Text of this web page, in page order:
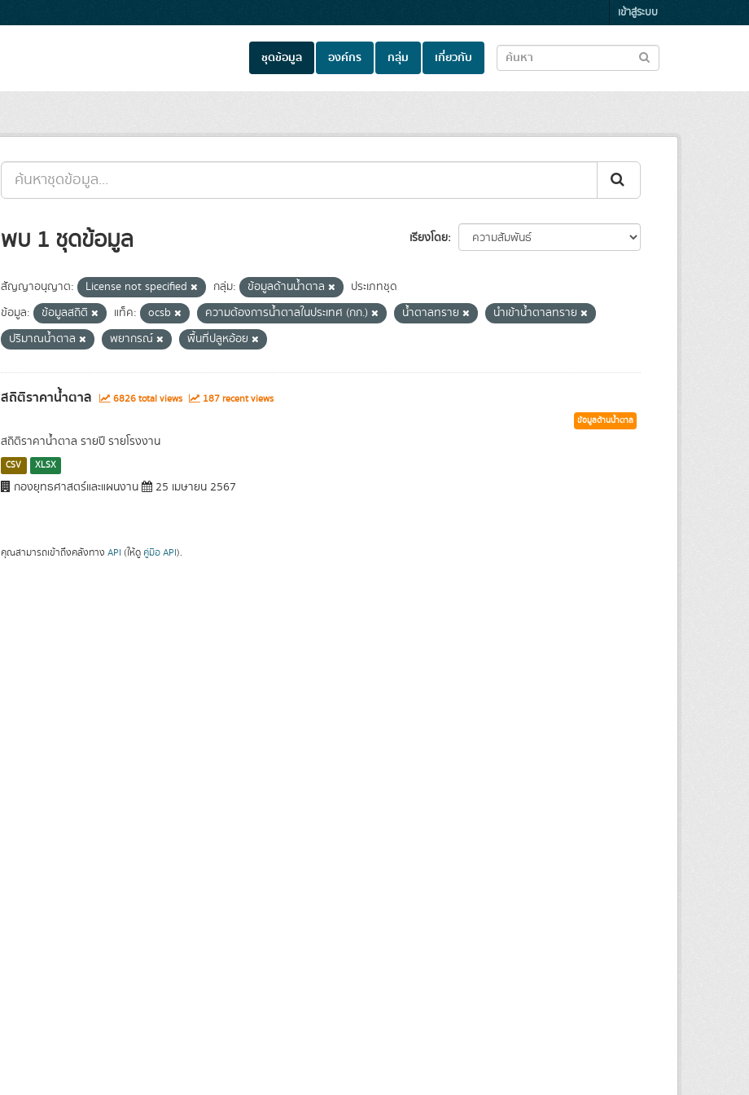
เข้าสู่ระบบ
ชุดข้อมูล องค์กร กลุ่ม เกี่ยวกับ
เรียงโดย
พบ 1 ชุดข้อมูล
สัญญาอนุญาต: License not specified กลุ่ม: ข้อมูลด้านน้ำตาล
ประเภทชุด
ข้อมูล:
ข้อมูลสถิติ แท็ค: ocsb ความต้องการน้ำตาลในประเทศ (กก.) น้ำตาลทราย
นำเข้าน้ำตาลทราย
ปริมาณน้ำตาล
พยากรณ์ พื้นที่ปลูหอ้อย
สถิติราคาน้ำตาล 6826 total views 187 recent views
ข้อมูลด้านน้ำตาล
สถิติราคาน้ำตาล รายปี รายโรงงาน
CSV XLSX
กองยุทธศาสตร์และแผนงาน 25 เมษายน 2567
คุณสามารถเข้าถึงคลังทาง API (ให้ดู คู่มือ API).